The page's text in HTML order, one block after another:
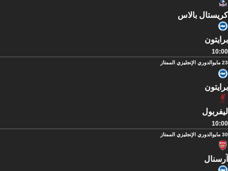
كريستال بالاس
برايتون
10:00
23 مايو الدوري الإنجليزي الممتاز
برايتون
ليفربول
10:00
30 مايو الدوري الإنجليزي الممتاز
آرسنال